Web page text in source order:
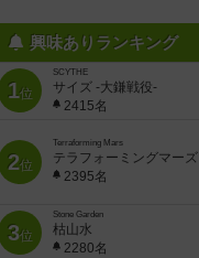
興味ありランキング
1位
SCYTHE
サイズ -大鎌戦役-
2415名
2位
Terraforming Mars
テラフォーミングマーズ
2395名
3位
Stone Garden
枯山水
2280名